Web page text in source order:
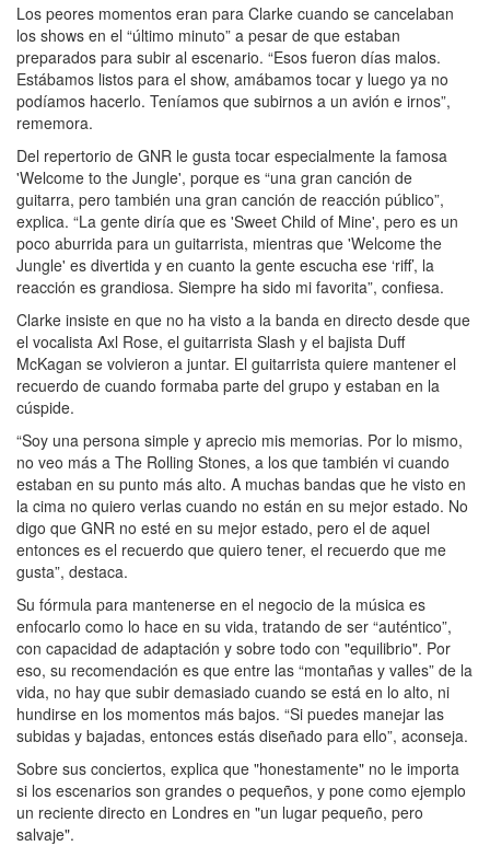
Los peores momentos eran para Clarke cuando se cancelaban
los shows en el “último minuto” a pesar de que estaban
preparados para subir al escenario. “Esos fueron días malos.
Estábamos listos para el show, amábamos tocar y luego ya no
podíamos hacerlo. Teníamos que subirnos a un avión e irnos”,
rememora.
Del repertorio de GNR le gusta tocar especialmente la famosa
'Welcome to the Jungle', porque es “una gran canción de
guitarra, pero también una gran canción de reacción público”,
explica. “La gente diría que es 'Sweet Child of Mine', pero es un
poco aburrida para un guitarrista, mientras que 'Welcome the
Jungle' es divertida y en cuanto la gente escucha ese ‘riff’, la
reacción es grandiosa. Siempre ha sido mi favorita”, confiesa.
Clarke insiste en que no ha visto a la banda en directo desde que
el vocalista Axl Rose, el guitarrista Slash y el bajista Duff
McKagan se volvieron a juntar. El guitarrista quiere mantener el
recuerdo de cuando formaba parte del grupo y estaban en la
cúspide.
“Soy una persona simple y aprecio mis memorias. Por lo mismo,
no veo más a The Rolling Stones, a los que también vi cuando
estaban en su punto más alto. A muchas bandas que he visto en
la cima no quiero verlas cuando no están en su mejor estado. No
digo que GNR no esté en su mejor estado, pero el de aquel
entonces es el recuerdo que quiero tener, el recuerdo que me
gusta”, destaca.
Su fórmula para mantenerse en el negocio de la música es
enfocarlo como lo hace en su vida, tratando de ser “auténtico”,
con capacidad de adaptación y sobre todo con "equilibrio". Por
eso, su recomendación es que entre las “montañas y valles” de la
vida, no hay que subir demasiado cuando se está en lo alto, ni
hundirse en los momentos más bajos. “Si puedes manejar las
subidas y bajadas, entonces estás diseñado para ello”, aconseja.
Sobre sus conciertos, explica que "honestamente" no le importa
si los escenarios son grandes o pequeños, y pone como ejemplo
un reciente directo en Londres en "un lugar pequeño, pero
salvaje".